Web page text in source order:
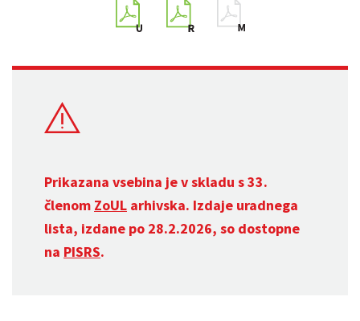
Prikazana vsebina je v skladu s 33.
členom ZoUL arhivska. Izdaje uradnega
lista, izdane po 28.2.2026, so dostopne
na PISRS.